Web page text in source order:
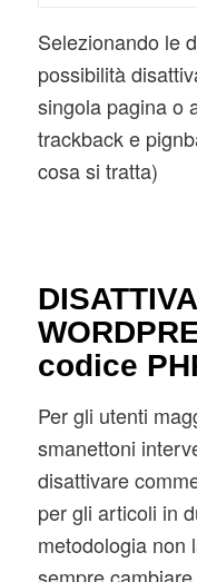
Selezionando le
possibilità
singola pagina o
trackback e
cosa si tratta)
codice
Per gli utenti
smanettoni
disattivare
per gli articoli in
metodologia non